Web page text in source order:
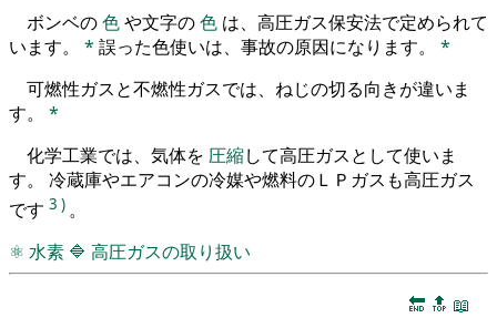
ボンベの色や文字の色 は、高圧ガス保安法で定められて
います。 * 誤った色使いは、事故の原因になります。 *
可燃性ガスと不燃性ガスでは、ねじの切る向きが違いま
す。 *
化学工業では、気体を 圧縮して高圧ガスとして使いま
す。 冷蔵庫やエアコンの冷媒や燃料のＬＰガスも高圧ガス
です 3 ) 。
⚛ 水素 🔷 高圧ガスの取り扱い
🔚 🔝 📖